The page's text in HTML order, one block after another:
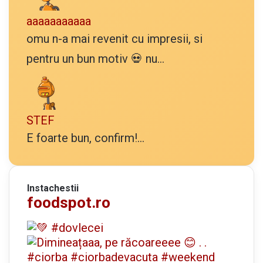
aaaaaaaaaaa
omu n-a mai revenit cu impresii, si
pentru un bun motiv 💀 nu...
STEF
E foarte bun, confirm!...
Instachestii
foodspot.ro